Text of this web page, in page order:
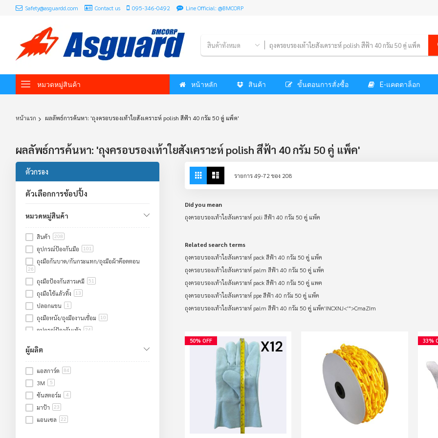
Safety@asguardd.com Contact us 095-346-0492 Line Official: @BMCORP
สินค้าทั้งหมด
หมวดหมู่สินค้า หน้าหลัก สินค้า ขั้นตอนการสั่งซื้อ E-แคตตาล็อก
หน้าแรก ผลลัพธ์การค้นหา: 'ถุงครอบรองเท้าใยสังเคราะห์ polish สีฟ้า 40 กรัม 50 คู่ แพ็ค'
ผลลัพธ์การค้นหา: 'ถุงครอบรองเท้าใยสังเคราะห์ polish สีฟ้า 40 กรัม 50 คู่ แพ็ค'
View
as
Grid รายการ49-72 ของ 208
Did you mean
ถุงครอบรองเท้าใยสังเคราะห์ poli สีฟ้า 40 กรัม 50 คู่ แพ็ค
Related search terms
ถุงครอบรองเท้าใยสังเคราะห์ pack สีฟ้า 40 กรัม 50 คู่ แพ็ค
ถุงครอบรองเท้าใยสังเคราะห์ palm สีฟ้า 40 กรัม 50 คู่ แพ็ค
ถุงครอบรองเท้าใยสังเคราะห์ pack สีฟ้า 40 กรัม 50 คู่ แพค
ถุงครอบรองเท้าใยสังเคราะห์ ppe สีฟ้า 40 กรัม 50 คู่ แพ็ค
ถุงครอบรองเท้าใยสังเคราะห์ palm สีฟ้า 40 กรัม 50 คู่ แพ็ค'INCXNJ<'">CmaZIm
50% OFF 33%
ตัวกรอง
ตัวเลือกการช้อปปิ้ง
หมวดหมู่สินค้า
สินค้า 208
อุปกรณ์ป้องกันมือ 101
ถุงมือกันบาด/กันกระแทก/ถุงมือผ้าค๊อตตอน
26
ถุงมือป้องกันสารเคมี 51
ถุงมือใช้แล้วทิ้ง 13
ปลอกแขน 1
ถุงมือหนัง/ถุงมืองานเชื่อม 10
อุปกรณ์ป้องกันเท้า 24
รองเท้าบูทยางหัวเหล็ก
รองเท้าผ้าใบเซฟตี้
แผ่นรองเท้า
อุปกรณ์คลีนรูม
อุปกรณ์ป้องกันศีรษะ/ใบหน้า/หู
อุปกรณ์ป้องกันศีรษะ
ผู้ผลิต
แอสการ์ด 84
3M 5
ซันสตอร์ม 4
มาป้า 23
แอนเซล 22